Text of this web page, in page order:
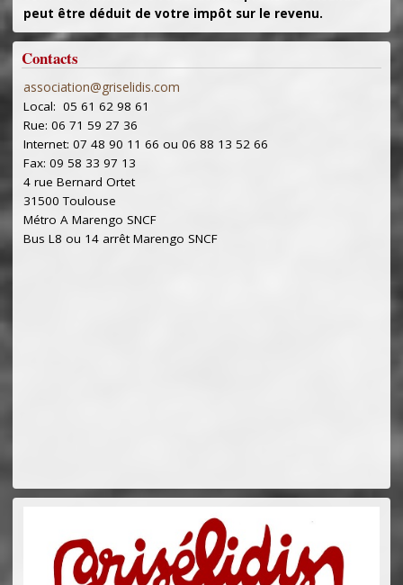
peut être déduit de votre impôt sur le revenu.
Contacts
association@griselidis.com
Local: 05 61 62 98 61
Rue: 06 71 59 27 36
Internet: 07 48 90 11 66 ou 06 88 13 52 66
Fax: 09 58 33 97 13
4 rue Bernard Ortet
31500 Toulouse
Métro A Marengo SNCF
Bus L8 ou 14 arrêt Marengo SNCF